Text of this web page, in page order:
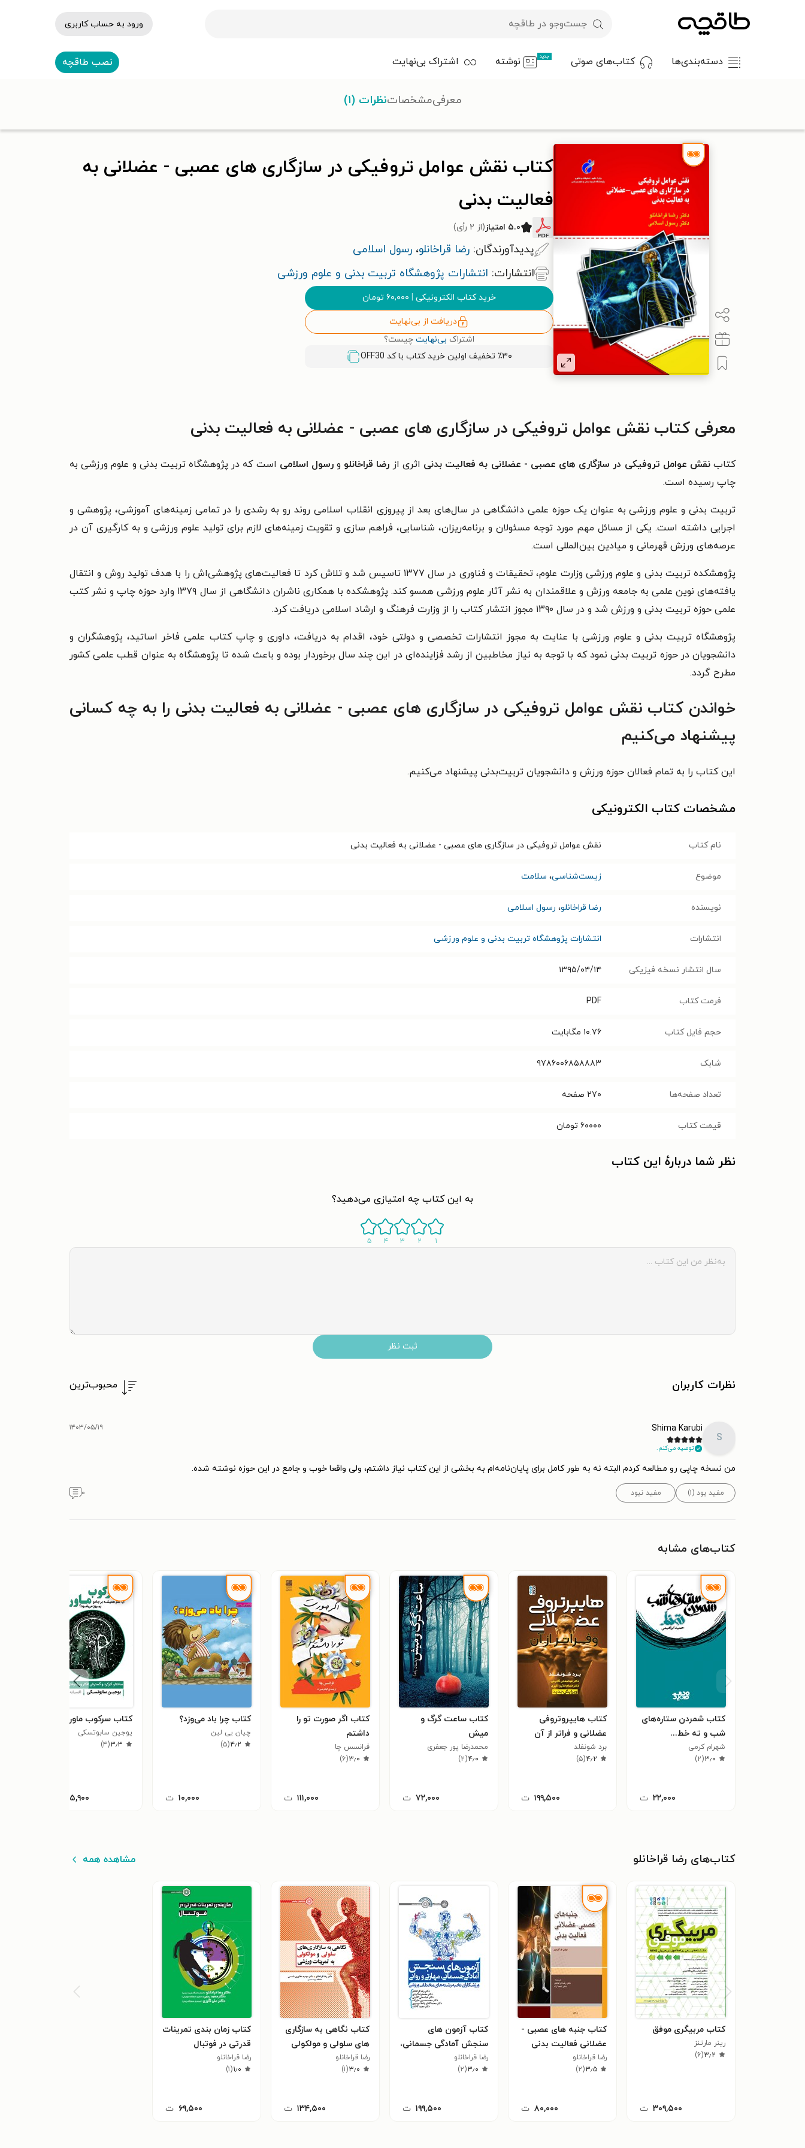
ورود به حساب کاربری
دسته‌بندی‌ها کتاب‌های صوتی جدید نوشته اشتراک بی‌نهایت نصب طاقچه
کتاب نقش عوامل تروفیکی در سازگاری های عصبی - عضلانی به
فعالیت بدنی
۵.۰ امتیاز (از ۲ رأی)
پدیدآورندگان: رضا قراخانلو، رسول اسلامی
انتشارات: انتشارات پژوهشگاه تربیت بدنی و علوم ورزشی
خرید کتاب الکترونیکی | ۶۰,۰۰۰ تومان
دریافت از بی‌نهایت
اشتراک بی‌نهایت چیست؟
٪۳۰ تخفیف اولین خرید کتاب با کد
OFF30
معرفیمشخصاتنظرات (۱)
معرفی کتاب نقش عوامل تروفیکی در سازگاری های عصبی - عضلانی به فعالیت بدنی
کتابنقش عوامل تروفیکی در سازگاری های عصبی - عضلانی به فعالیت بدنی اثری از رضا قراخانلو ورسول اسلامی است که در پژوهشگاه تربیت بدنی و علوم ورزشی به
چاپ رسیده است.
تربیت بدنی و علوم ورزشی به عنوان یک حوزه علمی دانشگاهی در سال‌های بعد از پیروزی انقلاب اسلامی روند رو به رشدی را در تمامی زمینه‌های آموزشی، پژوهشی و
اجرایی داشته است. یکی از مسائل مهم مورد توجه مسئولان و برنامه‌ریزان، شناسایی، فراهم سازی و تقویت زمینه‌های لازم برای تولید علوم ورزشی و به کارگیری آن در
عرصه‌های ورزش قهرمانی و میادین بین‌المللی است.
پژوهشکده تربیت بدنی و علوم ورزشی وزارت علوم، تحقیقات و فناوری در سال ۱۳۷۷ تاسیس شد و تلاش کرد تا فعالیت‌های پژوهشی‌اش را با هدف تولید روش و انتقال
یافته‌های نوین علمی به جامعه ورزش و علاقمندان به نشر آثار علوم ورزشی همسو کند. پژوهشکده با همکاری ناشران دانشگاهی از سال ۱۳۷۹ وارد حوزه چاپ و نشر کتب
علمی حوزه تربیت بدنی و ورزش شد و در سال ۱۳۹۰ مجوز انتشار کتاب را از وزارت فرهنگ و ارشاد اسلامی دریافت کرد.
پژوهشگاه تربیت بدنی و علوم ورزشی با عنایت به مجوز انتشارات تخصصی و دولتی خود، اقدام به دریافت، داوری و چاپ کتاب علمی فاخر اساتید، پژوهشگران و
دانشجویان در حوزه تربیت بدنی نمود که با توجه به نیاز مخاطبین از رشد فزاینده‌ای در این چند سال برخوردار بوده و باعث شده تا پژوهشگاه به عنوان قطب علمی کشور
مطرح گردد.
خواندن کتاب نقش عوامل تروفیکی در سازگاری های عصبی - عضلانی به فعالیت بدنی را به چه کسانی
پیشنهاد می‌کنیم
این کتاب را به تمام فعالان حوزه ورزش و دانشجویان تربیت‌بدنی پیشنهاد می‌کنیم.
مشخصات کتاب الکترونیکی
نام کتاب نقش عوامل تروفیکی در سازگاری های عصبی - عضلانی به فعالیت بدنی
موضوع زیست‌شناسی، سلامت
نویسنده رضا قراخانلو، رسول اسلامی
انتشارات انتشارات پژوهشگاه تربیت بدنی و علوم ورزشی
سال انتشار نسخه فیزیکی ۱۳۹۵/۰۴/۱۴
فرمت کتاب PDF
حجم فایل کتاب ۱۰.۷۶ مگابایت
شابک ۹۷۸۶۰۰۶۸۵۸۸۸۳
تعداد صفحه‌ها ۲۷۰ صفحه
قیمت کتاب ۶۰۰۰۰ تومان
نظر شما دربارهٔ این کتاب
به این کتاب چه امتیازی می‌دهید؟
۱ ۲ ۳ ۴ ۵
ثبت نظر
نظرات کاربران محبوب‌ترین
S
Shima Karubi
توصیه می‌کنم.
۱۴۰۳/۰۵/۱۹
من نسخه چاپی رو مطالعه کردم البته نه به طور کامل برای پایان‌نامه‌ام به بخشی از این کتاب نیاز داشتم، ولی واقعا خوب و جامع در این حوزه نوشته شده.
مفید بود (۱) مفید نبود ۰
کتاب‌های مشابه
کتاب شمردن ستاره‌های
شب و ته خط...
شهرام کرمی
۳٫۰(۲)
۲۲,۰۰۰ ت
کتاب هایپروتروفی
عضلانی و فراتر از آن
برد شونفلد
۴٫۲(۵)
۱۹۹,۵۰۰ ت
کتاب ساعت گرگ و
میش
محمدرضا پور جعفری
۴٫۰(۲)
۷۲,۰۰۰ ت
کتاب اگر صورت تو را
داشتم
فرانسس چا
۳٫۰(۶)
۱۱۱,۰۰۰ ت
کتاب چرا باد می‌وزد؟
چیان یی لین
۴٫۲(۵)
۱۰,۰۰۰ ت
کتاب سرکوب ماورا
یوجین سابوتسکی
۳٫۳(۴)
۲۸۵,۹۰۰
کتاب‌های رضا قراخانلو مشاهده همه
کتاب مربیگری موفق
رینر مارتنز
۳٫۲(۶)
۳۰۹,۵۰۰ ت
کتاب جنبه های عصبی -
عضلانی فعالیت بدنی
رضا قراخانلو
۳٫۵(۲)
۸۰,۰۰۰ ت
کتاب آزمون های
سنجش آمادگی جسمانی،
مهارتی و روانی
رضا قراخانلو
۳٫۰(۲)
۱۹۹,۵۰۰ ت
کتاب نگاهی به سازگاری
های سلولی و مولکولی
به تمرینات ورزشی
رضا قراخانلو
۳٫۰(۱)
۱۳۴,۵۰۰ ت
کتاب زمان بندی تمرینات
قدرتی در فوتبال
رضا قراخانلو
۱٫۰(۱)
۶۹,۵۰۰ ت